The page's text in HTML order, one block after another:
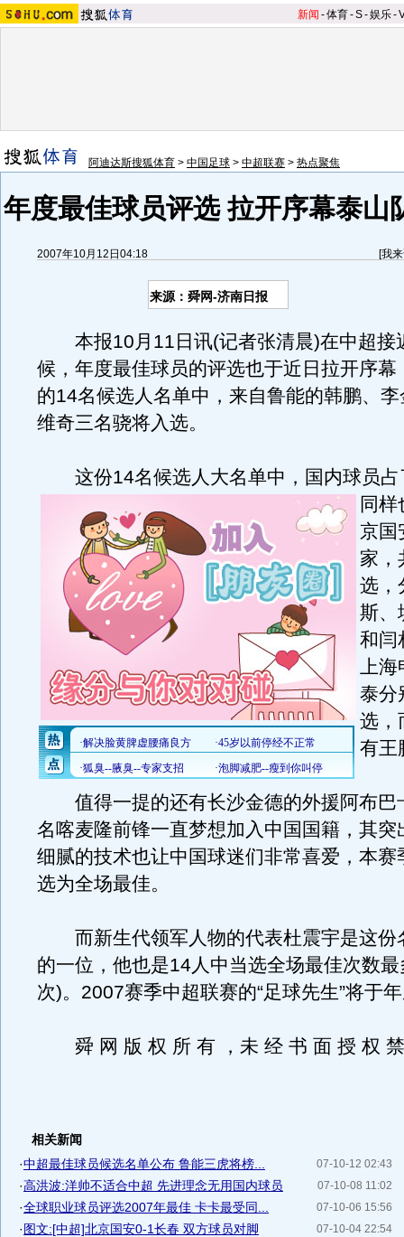
新闻 -体育-S-娱乐-
阿迪达斯搜狐体育 > 中国足球 > 中超联赛 > 热点聚焦
年度最佳球员评选 拉开序幕泰山
2007年10月12日04:18 [我
来源：舜网-济南日报
本报10月11日讯(记者张清晨)在中超接
候，年度最佳球员的评选也于近日拉开序幕
的14名候选人名单中，来自鲁能的韩鹏、
维奇三名骁将入选。
这份14名候选人大名单中，国内球员占
同
京国
家，
选，
斯、
和闫
上海
泰分
选，
有王
值得一提的还有长沙金德的外援阿布巴
名喀麦隆前锋一直梦想加入中国国籍，其突
细腻的技术也让中国球迷们非常喜爱，本赛
选为全场最佳。
而新生代领军人物的代表杜震宇是这份
的一位，他也是14人中当选全场最佳次数
次)。2007赛季中超联赛的“足球先生”将于
舜 网 版 权 所 有 ，未 经 书 面 授 权
相关新闻
07-10-12 02:43
·中超最佳球员候选名单公布 鲁能三虎将榜...
07-10-08 11:02
·高洪波:洋帅不适合中超 先进理念无用国内球员
07-10-06 15:56
·全球职业球员评选2007年最佳 卡卡最受同...
07-10-04 22:54
·图文:[中超]北京国安0-1长春 双方球员对脚